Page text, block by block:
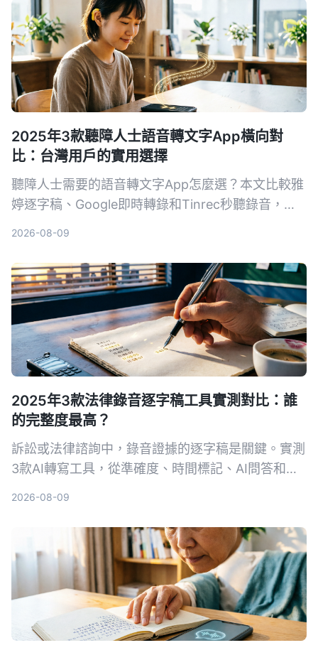
2025年3款聽障人士語音轉文字App橫向對
比：台灣用戶的實用選擇
聽障人士需要的語音轉文字App怎麼選？本文比較雅
婷逐字稿、Google即時轉錄和Tinrec秒聽錄音，從
2026-08-09
2025年3款法律錄音逐字稿工具實測對比：誰
的完整度最高？
訴訟或法律諮詢中，錄音證據的逐字稿是關鍵。實測
3款AI轉寫工具，從準確度、時間標記、AI問答和法
2026-08-09